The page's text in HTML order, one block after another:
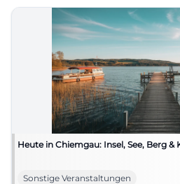
Heute in Chiemgau: Insel, See, Berg &
Sonstige Veranstaltungen